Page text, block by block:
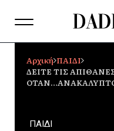
Αρχική ΠΑΙΔΙ
ΔΕΙΤΕ ΤΙΣ
ΠΑΙΔΙ